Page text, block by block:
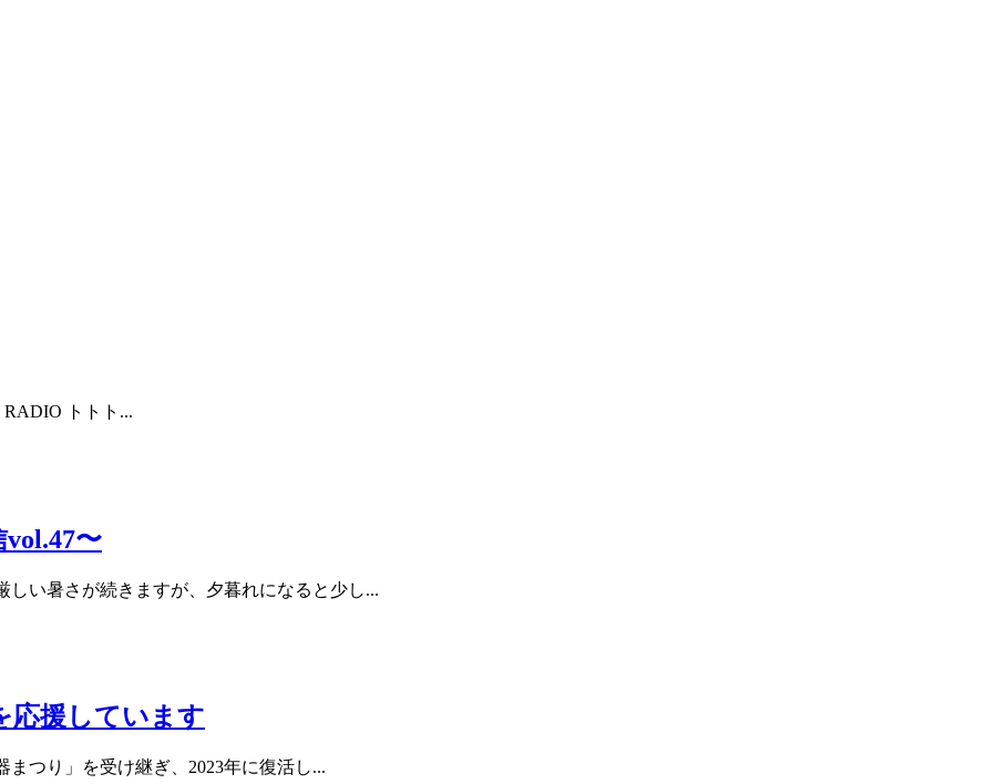
RADIO トトト...
〜
い暑さが続きますが、夕暮れになると少し...
応援しています
つり」を受け継ぎ、2023年に復活し...